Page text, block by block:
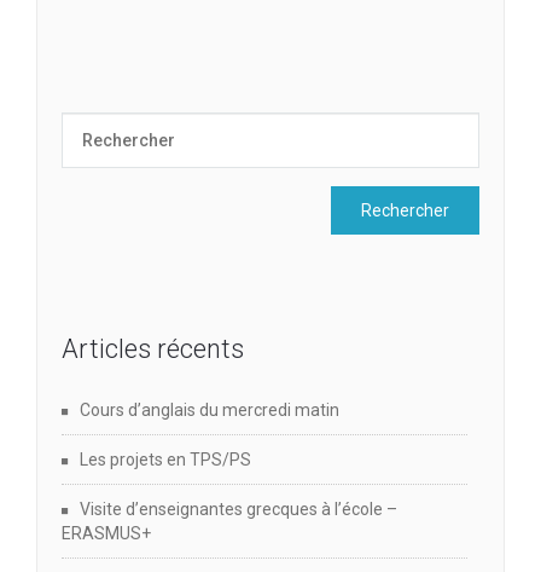
Articles récents
Cours d’anglais du mercredi matin
Les projets en TPS/PS
Visite d’enseignantes grecques à l’école –
ERASMUS+